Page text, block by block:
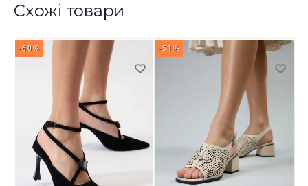
Схожі товари
-60% -51%